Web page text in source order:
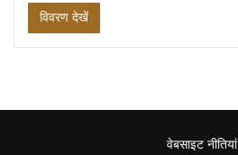
विवरण देखें
वेबसाइट नीतियां